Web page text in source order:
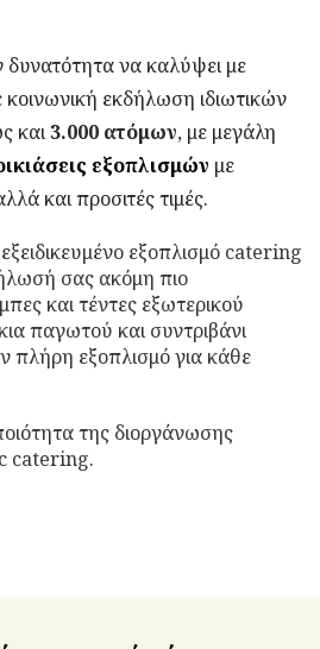
δυνατότητα να καλύψει με
κοινωνική εκδήλωση ιδιωτικών
και3.000 ατόμων, με μεγάλη
εξοπλισμών με
και προσιτές τιμές.
εξοπλισμό catering
σας ακόμη πιο
και τέντες εξωτερικού
παγωτού και συντριβάνι
πλήρη εξοπλισμό για κάθε
της διοργάνωσης
catering.